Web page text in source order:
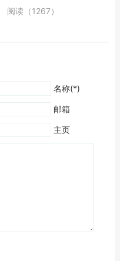
奇功效及其...
阅读（1267）
名称(*)
邮箱
主页